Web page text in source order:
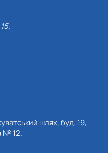
шлях, буд. 19,
№ 12.